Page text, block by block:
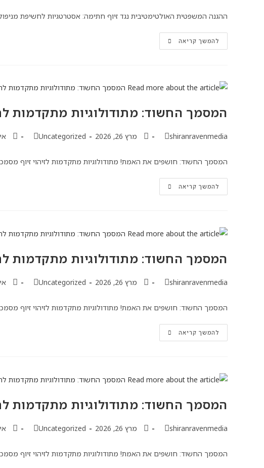
ההגנה המשפטית האולטימטיבית נגד זיוף חתימה: אסטרטגיות לחשיפת
להמשך קריאה
המסמך החשוד: מתודולוגיות מתקדמות
shiranravenmedia מרץ 26, 2026 Uncategorized
המסמך החשוד: חושפים את האמת! מתודולוגיות מתקדמות לזיהוי זיוף
להמשך קריאה
המסמך החשוד: מתודולוגיות מתקדמות
shiranravenmedia מרץ 26, 2026 Uncategorized
המסמך החשוד: חושפים את האמת! מתודולוגיות מתקדמות לזיהוי זיוף
להמשך קריאה
המסמך החשוד: מתודולוגיות מתקדמות
shiranravenmedia מרץ 26, 2026 Uncategorized
המסמך החשוד: חושפים את האמת! מתודולוגיות מתקדמות לזיהוי זיוף